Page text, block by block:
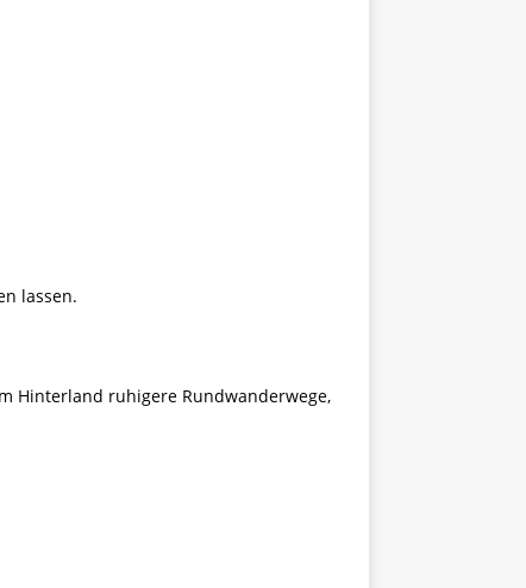
lassen.
Hinterland ruhigere Rundwanderwege,